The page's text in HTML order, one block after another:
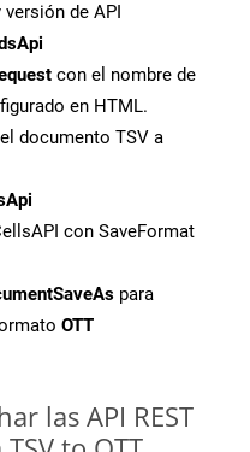
de API
con el nombre de
en HTML.
documento TSV a
con SaveFormat
para
OTT
las API REST